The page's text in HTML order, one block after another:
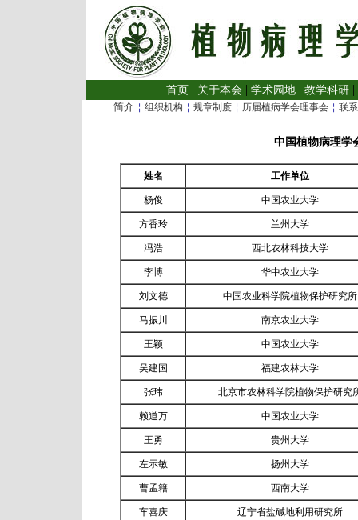
首页 | 关于本会 | 学术园地 | 教学科研 |
简介 ￤ 组织机构 ￤ 规章制度 ￤ 历届植病学会理事会 ￤ 联
中国植物病理学
姓名 工作单位
杨俊 中国农业大学
方香玲 兰州大学
冯浩 西北农林科技大学
李博 华中农业大学
刘文德 中国农业科学院植物保护研究所
马振川 南京农业大学
王颖 中国农业大学
吴建国 福建农林大学
张玮 北京市农林科学院植物保护研究
赖道万 中国农业大学
王勇 贵州大学
左示敏 扬州大学
曹孟籍 西南大学
车喜庆 辽宁省盐碱地利用研究所